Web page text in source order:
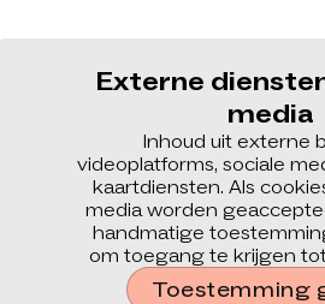
Externe
media
Inhoud uit externe
videoplatforms, sociale
kaartdiensten. Als
media worden
handmatige
om toegang te krijgen
Toestemming